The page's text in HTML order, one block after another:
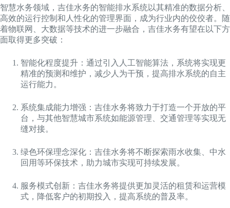
智慧水务领域，吉佳水务的智能排水系统以其精准的数据分析、
高效的运行控制和人性化的管理界面，成为行业内的佼佼者。随
着物联网、大数据等技术的进一步融合，吉佳水务有望在以下方
面取得更多突破：
智能化程度提升：通过引入人工智能算法，系统将实现更
精准的预测和维护，减少人为干预，提高排水系统的自主
运行能力。
系统集成能力增强：吉佳水务将致力于打造一个开放的平
台，与其他智慧城市系统如能源管理、交通管理等实现无
缝对接。
绿色环保理念深化：吉佳水务将不断探索雨水收集、中水
回用等环保技术，助力城市实现可持续发展。
服务模式创新：吉佳水务将提供更加灵活的租赁和运营模
式，降低客户的初期投入，提高系统的普及率。